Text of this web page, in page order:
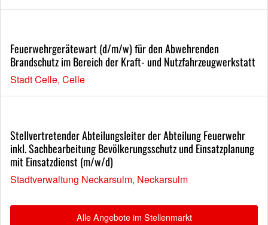
Feuerwehrgerätewart (d/m/w) für den Abwehrenden
Brandschutz im Bereich der Kraft- und Nutzfahrzeugwerkstatt
Stadt Celle, Celle
Stellvertretender Abteilungsleiter der Abteilung Feuerwehr
inkl. Sachbearbeitung Bevölkerungsschutz und Einsatzplanung
mit Einsatzdienst (m/w/d)
Stadtverwaltung Neckarsulm, Neckarsulm
Alle Angebote im Stellenmarkt